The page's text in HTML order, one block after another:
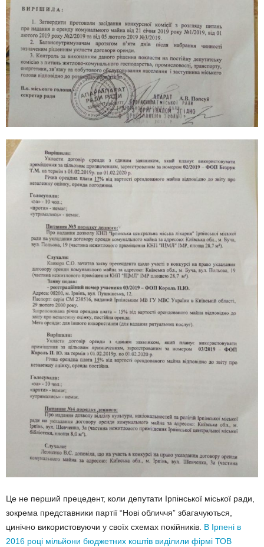
Це не перший прецедент, коли депутати Ірпінської міської ради,
зокрема представники партії “Нові обличчя” збагачуються,
цинічно використовуючи у своїх схемах покійників. В Ірпені в
2016 році мільйони бюджетних коштів виділили фірмі ТОВ